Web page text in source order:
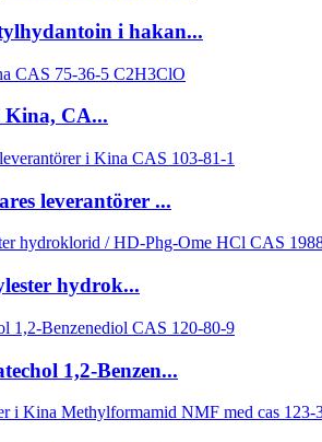
i hakan...
CA...
leverantörer ...
hydrok...
1,2-Benzen...